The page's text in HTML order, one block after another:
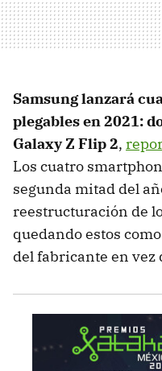
Samsung lanzará
plegables en 2021:
Galaxy Z Flip 2,
Los cuatro
segunda mitad del
reestructuración de
quedando estos
del fabricante en vez